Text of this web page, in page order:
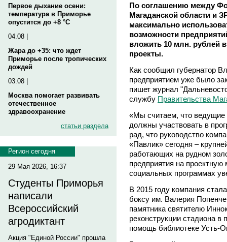
Первое дыхание осени:
температура в Приморье
опустится до +8 °C
04.08 |
Жара до +35: что ждет
Приморье после тропических
дождей
03.08 |
Москва помогает развивать
отечественное
здравоохранение
статьи раздела
Регион сегодня
29 Мая 2026, 16:37
Студенты Приморья
написали
Всероссийский
агродиктант
Акция "Единой России" прошла
По соглашению между
Магаданской области и
максимально
возможности
вложить 10 млн. рублей
проекты.
Как сообщил губернатор
предприятием уже было
пишет журнал
службу Правительства
«Мы считаем, что ведущие
должны участвовать в
рад, что руководство
«Павлик» сегодня –
работающих на рудном
предприятия на
социальных программах
В 2015 году компания
боксу им. Валерия
памятника святителю
реконструкции стадиона
помощь библиотеке